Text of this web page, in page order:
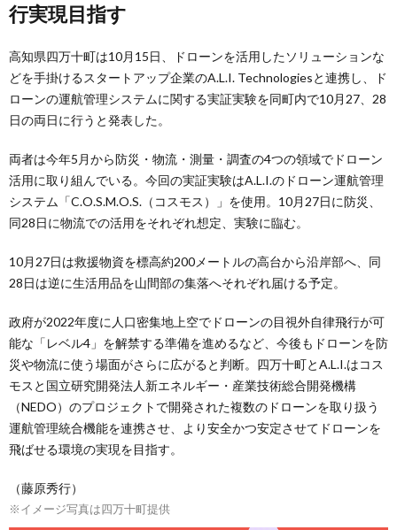
行実現目指す
高知県四万十町は10月15日、ドローンを活用したソリューションな
どを手掛けるスタートアップ企業のA.L.I. Technologiesと連携し、ド
ローンの運航管理システムに関する実証実験を同町内で10月27、28
日の両日に行うと発表した。
両者は今年5月から防災・物流・測量・調査の4つの領域でドローン
活用に取り組んでいる。今回の実証実験はA.L.I.のドローン運航管理
システム「C.O.S.M.O.S.（コスモス）」を使用。10月27日に防災、
同28日に物流での活用をそれぞれ想定、実験に臨む。
10月27日は救援物資を標高約200メートルの高台から沿岸部へ、同
28日は逆に生活用品を山間部の集落へそれぞれ届ける予定。
政府が2022年度に人口密集地上空でドローンの目視外自律飛行が可
能な「レベル4」を解禁する準備を進めるなど、今後もドローンを防
災や物流に使う場面がさらに広がると判断。四万十町とA.L.I.はコス
モスと国立研究開発法人新エネルギー・産業技術総合開発機構
（NEDO）のプロジェクトで開発された複数のドローンを取り扱う
運航管理統合機能を連携させ、より安全かつ安定させてドローンを
飛ばせる環境の実現を目指す。
（藤原秀行）
※イメージ写真は四万十町提供